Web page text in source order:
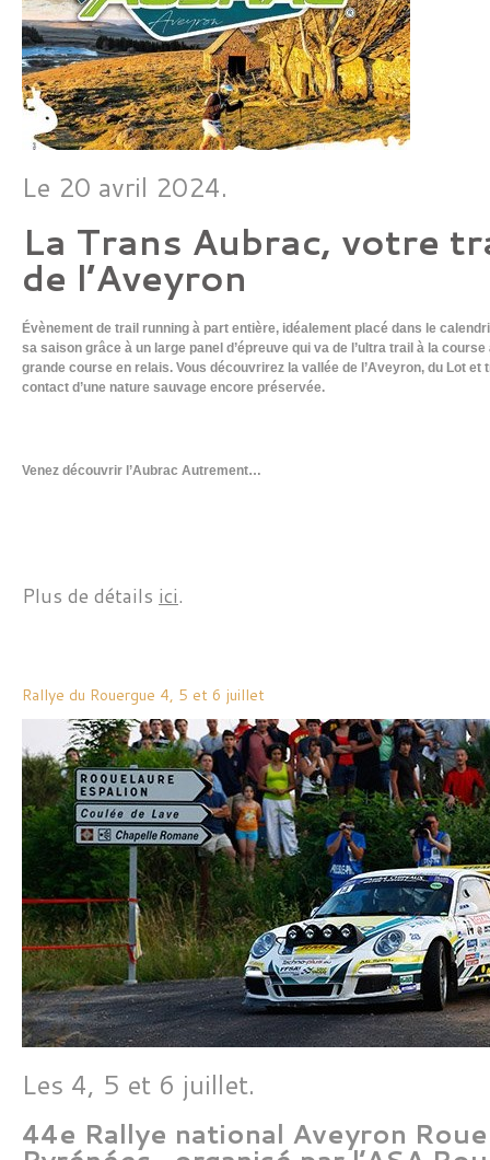
Le 20 avril 2024.
La Trans Aubrac, votre
de l’Aveyron
Évènement de trail running à part entière, idéalement placé dans le
sa saison grâce à un large panel d’épreuve qui va de l’ultra trail à la
grande course en relais. Vous découvrirez la vallée de l’Aveyron, du Lot et
contact d’une nature sauvage encore préservée.
Venez découvrir l’Aubrac Autrement…
Plus de détails ici.
Rallye du Rouergue 4, 5 et 6 juillet
Les 4, 5 et 6 juillet.
44e Rallye national Aveyron